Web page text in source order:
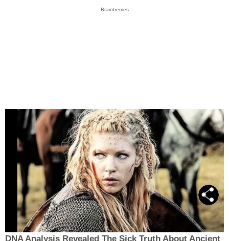
Brainberries
DNA Analysis Revealed The Sick Truth About Ancient